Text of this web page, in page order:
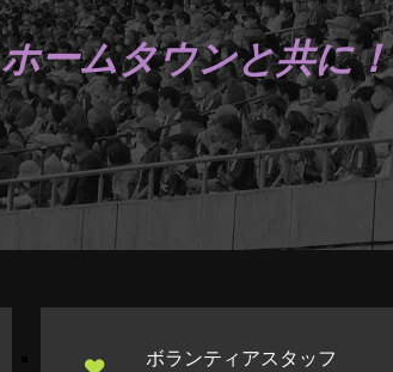
ホームタウンと共に！
ボランティアスタッフ